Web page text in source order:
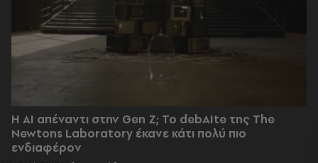
Η AI απέναντι στην Gen Z; Το debAIte της The
Newtons Laboratory έκανε κάτι πολύ πιο
ενδιαφέρον